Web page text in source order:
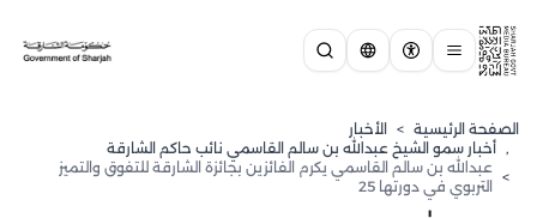
الصفحة الرئيسية > الأخبار
, ⁠أخبار سمو الشيخ عبدالله بن سالم القاسمي نائب حاكم الشارقة
>
عبدالله بن سالم القاسمي يكرم الفائزين بجائزة الشارقة للتفوق والتميز
التربوي في دورتها 25